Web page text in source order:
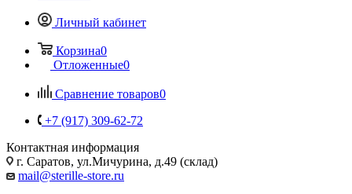
Личный кабинет
Корзина0
Отложенные0
Сравнение товаров0
+7 (917) 309-62-72
Контактная информация
г. Саратов, ул.Мичурина, д.49 (склад)
mail@sterille-store.ru